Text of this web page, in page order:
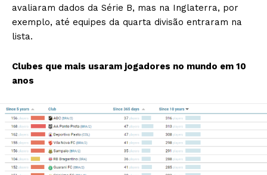
avaliaram dados da Série B, mas na Inglaterra, por
exemplo, até equipes da quarta divisão entraram na
lista.
Clubes que mais usaram jogadores no mundo em 10
anos